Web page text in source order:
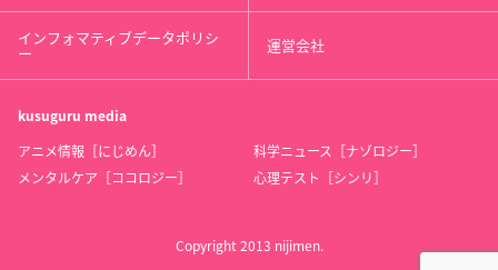
インフォマティブデータポリシ
ー 運営会社
kusuguru media
アニメ情報［にじめん］
科学ニュース［ナゾロジー］
メンタルケア［ココロジー］
心理テスト［シンリ］
Copyright 2013 nijimen.